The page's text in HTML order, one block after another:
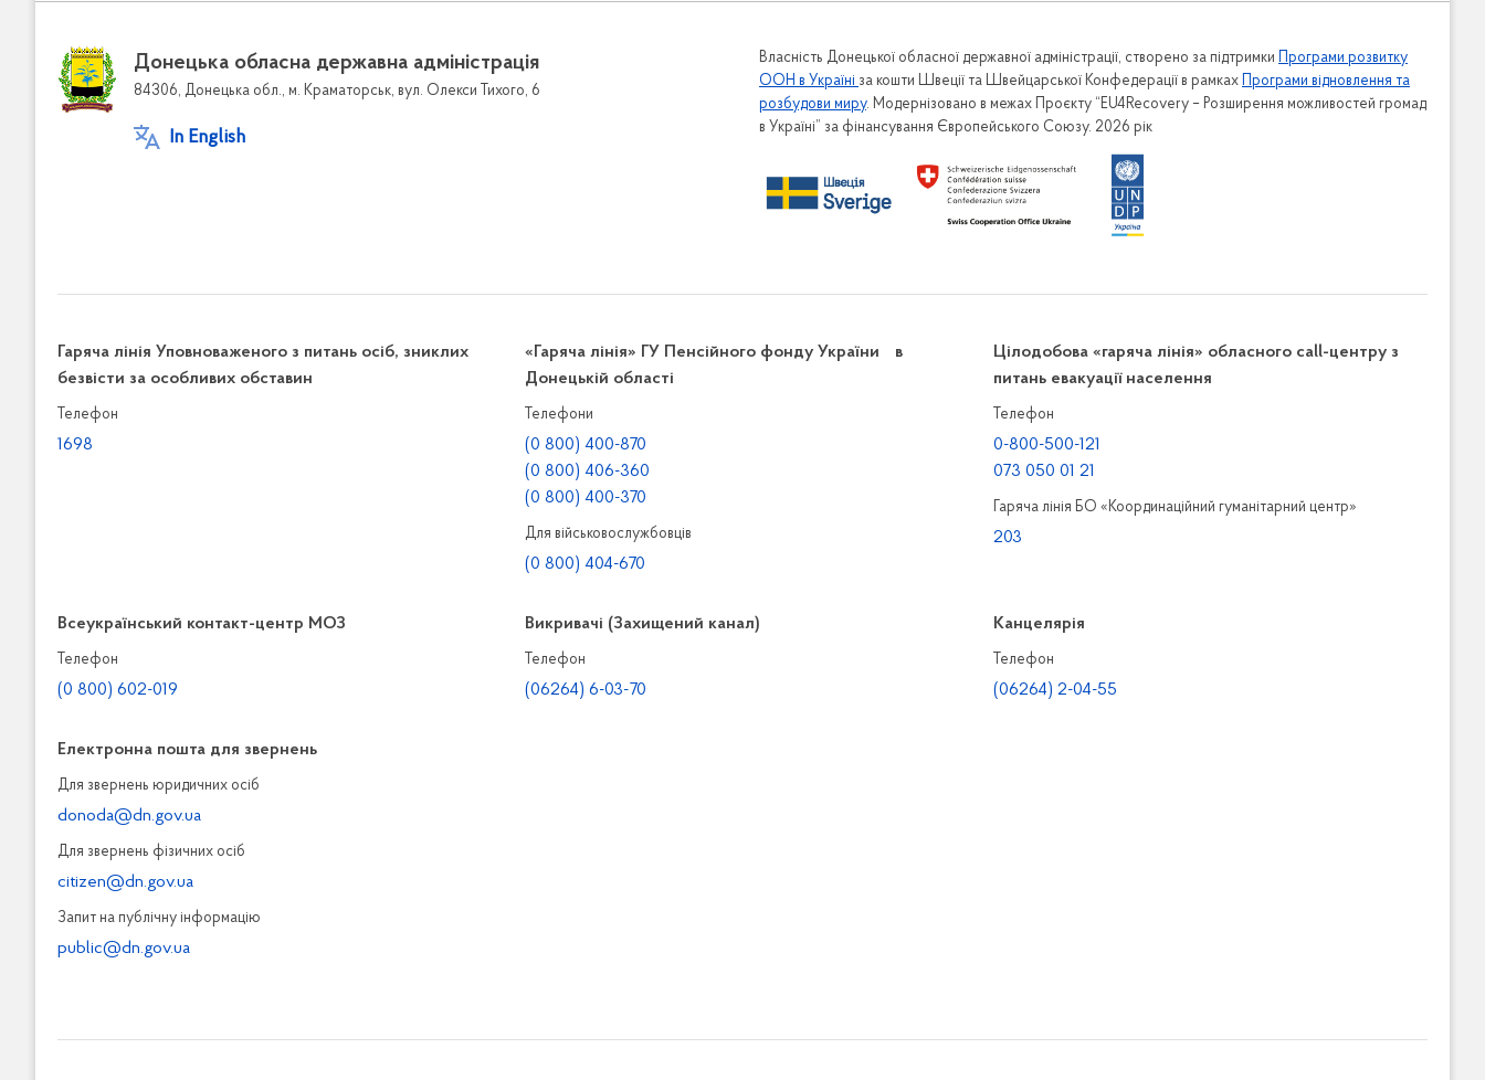
Донецька обласна державна адміністрація
84306, Донецька обл., м. Краматорськ, вул. Олекси Тихого, 6
In English
Власність Донецької обласної державної адміністрації, створено за підтримки
Програми розвитку
ООН в Україні за кошти Швеції та Швейцарської Конфедерації в рамках
Програми відновлення та
розбудови миру. Модернізовано в межах Проєкту “EU4Recovery – Розширення можливостей громад
в Україні” за фінансування Європейського Союзу. 2026 рік
Гаряча лінія Уповноваженого з питань осіб, зниклих
безвісти за особливих обставин
Телефон
1698
«Гаряча лінія» ГУ Пенсійного фонду України в
Донецькій області
Телефони
(0 800) 400-870
(0 800) 406-360
(0 800) 400-370
Для військовослужбовців
(0 800) 404-670
Цілодобова «гаряча лінія» обласного call-центру з
питань евакуації населення
Телефон
0-800-500-121
073 050 01 21
Гаряча лінія БО «Координаційний гуманітарний центр»
203
Всеукраїнський контакт-центр МОЗ
Телефон
(0 800) 602-019
Викривачі (Захищений канал)
Телефон
(06264) 6-03-70
Канцелярiя
Телефон
(06264) 2-04-55
Електронна пошта для звернень
Для звернень юридичних осiб
donoda@dn.gov.ua
Для звернень фізичних осiб
citizen@dn.gov.ua
Запит на публiчну інформацiю
public@dn.gov.ua